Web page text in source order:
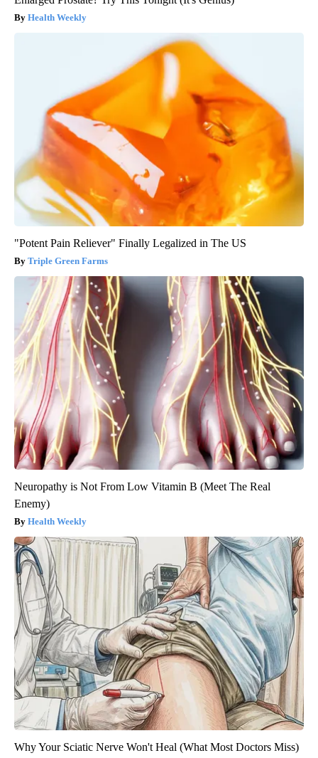
Health Weekly
"Potent Pain Reliever" Finally Legalized in The US
Triple Green Farms
Neuropathy is Not From Low Vitamin B (Meet The Real
Enemy)
Health Weekly
Why Your Sciatic Nerve Won't Heal (What Most Doctors Miss)